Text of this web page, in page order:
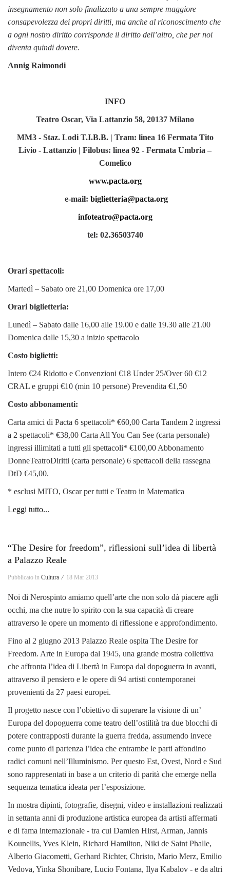
insegnamento non solo finalizzato a una sempre maggiore
consapevolezza dei propri diritti, ma anche al riconoscimento che
a ogni nostro diritto corrisponde il diritto dell’altro, che per noi
diventa quindi dovere.
Annig Raimondi
INFO
Teatro Oscar, Via Lattanzio 58, 20137 Milano
MM3 - Staz. Lodi T.I.B.B. | Tram: linea 16 Fermata Tito
Livio - Lattanzio | Filobus: linea 92 - Fermata Umbria –
Comelico
www.pacta.org
e-mail: biglietteria@pacta.org
infoteatro@pacta.org
tel: 02.36503740
Orari spettacoli:
Martedì – Sabato ore 21,00 Domenica ore 17,00
Orari biglietteria:
Lunedì – Sabato dalle 16,00 alle 19.00 e dalle 19.30 alle 21.00
Domenica dalle 15,30 a inizio spettacolo
Costo biglietti:
Intero €24 Ridotto e Convenzioni €18 Under 25/Over 60 €12
CRAL e gruppi €10 (min 10 persone) Prevendita €1,50
Costo abbonamenti:
Carta amici di Pacta 6 spettacoli* €60,00 Carta Tandem 2 ingressi
a 2 spettacoli* €38,00 Carta All You Can See (carta personale)
ingressi illimitati a tutti gli spettacoli* €100,00 Abbonamento
DonneTeatroDiritti (carta personale) 6 spettacoli della rassegna
DtD €45,00.
* esclusi MITO, Oscar per tutti e Teatro in Matematica
Leggi tutto...
“The Desire for freedom”, riflessioni sull’idea di libertà
a Palazzo Reale
Pubblicato in Cultura ⁄ 18 Mar 2013
Noi di Nerospinto amiamo quell’arte che non solo dà piacere agli
occhi, ma che nutre lo spirito con la sua capacità di creare
attraverso le opere un momento di riflessione e approfondimento.
Fino al 2 giugno 2013 Palazzo Reale ospita The Desire for
Freedom. Arte in Europa dal 1945, una grande mostra collettiva
che affronta l’idea di Libertà in Europa dal dopoguerra in avanti,
attraverso il pensiero e le opere di 94 artisti contemporanei
provenienti da 27 paesi europei.
Il progetto nasce con l’obiettivo di superare la visione di un’
Europa del dopoguerra come teatro dell’ostilità tra due blocchi di
potere contrapposti durante la guerra fredda, assumendo invece
come punto di partenza l’idea che entrambe le parti affondino
radici comuni nell’Illuminismo. Per questo Est, Ovest, Nord e Sud
sono rappresentati in base a un criterio di parità che emerge nella
sequenza tematica ideata per l’esposizione.
In mostra dipinti, fotografie, disegni, video e installazioni realizzati
in settanta anni di produzione artistica europea da artisti affermati
e di fama internazionale - tra cui Damien Hirst, Arman, Jannis
Kounellis, Yves Klein, Richard Hamilton, Niki de Saint Phalle,
Alberto Giacometti, Gerhard Richter, Christo, Mario Merz, Emilio
Vedova, Yinka Shonibare, Lucio Fontana, Ilya Kabalov - e da altri